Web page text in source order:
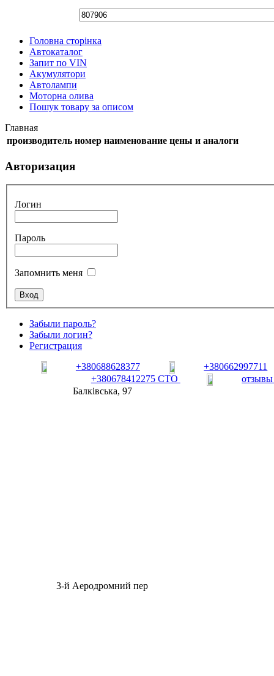
Головна сторінка
Автокаталог
Запит по VIN
Акумулятори
Автолампи
Моторна олива
Пошук товару за описом
Главная
производитель номер наименование цены и аналоги
Авторизация
Логин
Пароль
Запомнить меня
Забыли пароль?
Забыли логин?
Регистрация
+380688628377
+380662997711
+380678412275 СТО
Балківська, 97
3-й Аеродромний пер